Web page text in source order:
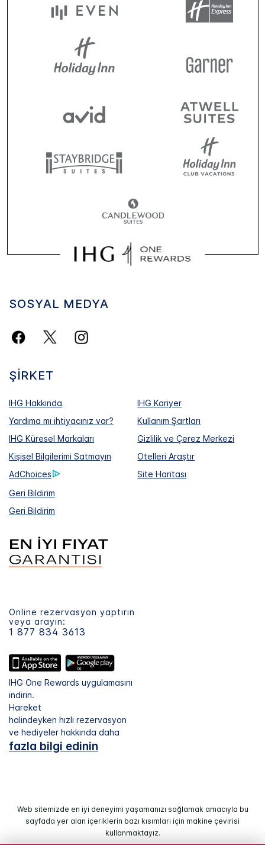
SOSYAL MEDYA
ŞIRKET
IHG Hakkında
IHG Kariyer
Yardıma mı ihtiyacınız var?
Kullanım Şartları
IHG Küresel Markaları
Gizlilik ve Çerez Merkezi
Kişisel Bilgilerimi Satmayın
Otelleri Araştır
AdChoices
Site Haritası
Geri Bildirim
Geri Bildirim
Online rezervasyon yaptırın
veya arayın:
1 877 834 3613
IHG One Rewards uygulamasını
indirin.
Hareket
halindeyken hızlı rezervasyon
ve hediyeler hakkında daha
fazla bilgi edinin
Web sitemizde en iyi deneyimi yaşamanızı sağlamak amacıyla bu
sayfada yer alan içeriklerin bazı kısımları için makine çevirisi
kullanmaktayız.